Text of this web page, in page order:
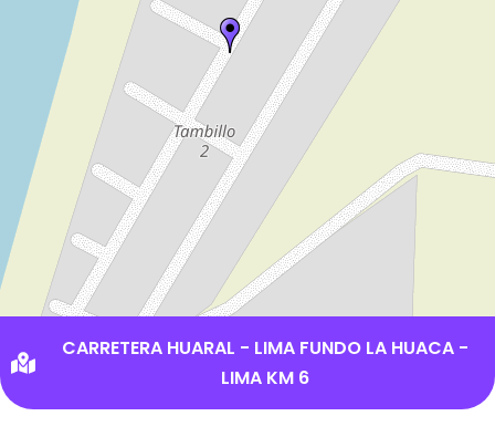
CARRETERA HUARAL - LIMA FUNDO LA HUACA -
LIMA KM 6